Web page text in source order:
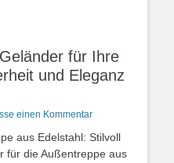
für Ihre
und Eleganz
einen Kommentar
aus Edelstahl: Stilvoll
für die Außentreppe aus